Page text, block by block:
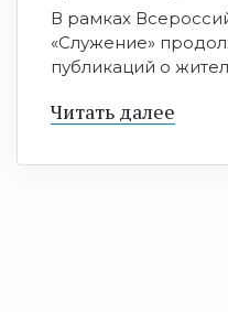
В рамках
«Служение»
публикаций о
Читать далее